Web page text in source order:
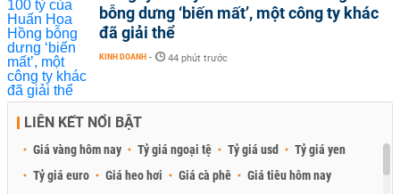
bỗng dưng ‘biến mất’, một công ty khác
đã giải thể
KINH DOANH - 44 phút trước
LIÊN KẾT NỔI BẬT
Giá vàng hôm nay Tỷ giá ngoại tệ Tỷ giá usd
Tỷ giá yen
Tỷ giá euro
Giá heo hơi Giá cà phê
Giá tiêu hôm nay